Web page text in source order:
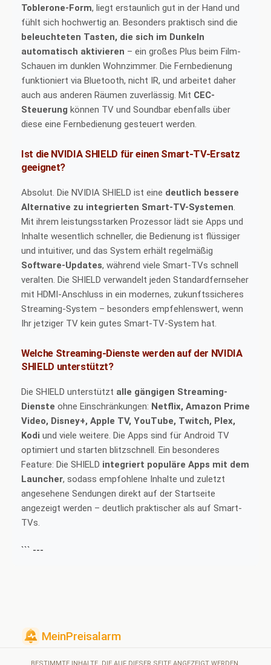
Toblerone-Form, liegt erstaunlich gut in der Hand und
fühlt sich hochwertig an. Besonders praktisch sind die
beleuchteten Tasten, die sich im Dunkeln
automatisch aktivieren – ein großes Plus beim Film-
Schauen im dunklen Wohnzimmer. Die Fernbedienung
funktioniert via Bluetooth, nicht IR, und arbeitet daher
auch aus anderen Räumen zuverlässig. Mit CEC-
Steuerung können TV und Soundbar ebenfalls über
diese eine Fernbedienung gesteuert werden.
Ist die NVIDIA SHIELD für einen Smart-TV-Ersatz
geeignet?
Absolut. Die NVIDIA SHIELD ist eine deutlich bessere
Alternative zu integrierten Smart-TV-Systemen.
Mit ihrem leistungsstarken Prozessor lädt sie Apps und
Inhalte wesentlich schneller, die Bedienung ist flüssiger
und intuitiver, und das System erhält regelmäßig
Software-Updates, während viele Smart-TVs schnell
veralten. Die SHIELD verwandelt jeden Standardfernseher
mit HDMI-Anschluss in ein modernes, zukunftssicheres
Streaming-System – besonders empfehlenswert, wenn
Ihr jetziger TV kein gutes Smart-TV-System hat.
Welche Streaming-Dienste werden auf der NVIDIA
SHIELD unterstützt?
Die SHIELD unterstützt alle gängigen Streaming-
Dienste ohne Einschränkungen: Netflix, Amazon Prime
Video, Disney+, Apple TV, YouTube, Twitch, Plex,
Kodi und viele weitere. Die Apps sind für Android TV
optimiert und starten blitzschnell. Ein besonderes
Feature: Die SHIELD integriert populäre Apps mit dem
Launcher, sodass empfohlene Inhalte und zuletzt
angesehene Sendungen direkt auf der Startseite
angezeigt werden – deutlich praktischer als auf Smart-
TVs.
``` ---
BESTIMMTE INHALTE, DIE AUF DIESER SEITE ANGEZEIGT WERDEN,